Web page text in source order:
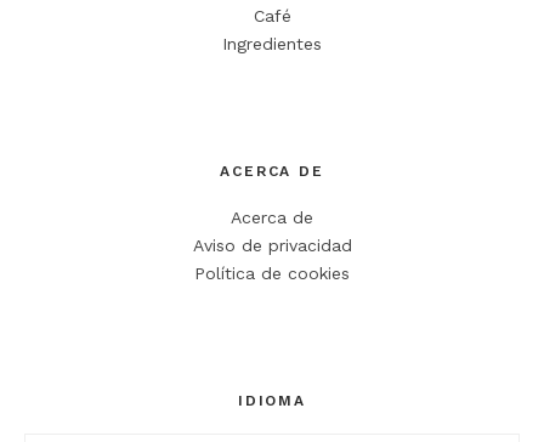
Web
Café
Ingredientes
ACERCA DE
Acerca de
Aviso de privacidad
Política de cookies
IDIOMA